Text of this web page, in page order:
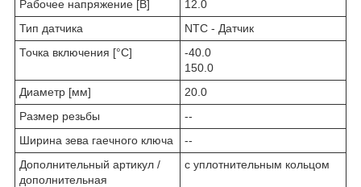
Рабочее напряжение [В]
12.0
Тип датчика
NTC - Датчик
Точка включения [°С]
-40.0
150.0
Диаметр [мм]
20.0
Размер резьбы
--
Ширина зева гаечного ключа
--
Дополнительный артикул /
дополнительная
с уплотнительным кольцом